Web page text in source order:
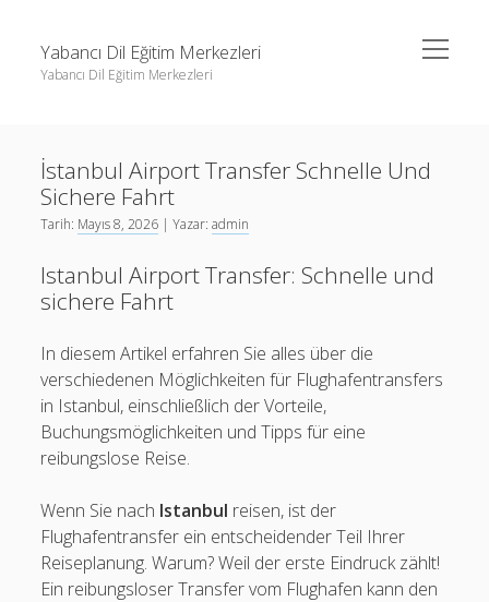
Yabancı Dil Eğitim Merkezleri
Yabancı Dil Eğitim Merkezleri
menüyü
aç
Liste
Sayfa Listesi
Threads Beğeni Çoğaltma Bedava
Instagram Gizli Profil Görme
Sayfa Listesi
Threads Beğeni Çoğaltma Bedava
İstanbul Airport Transfer Schnelle Und
Sichere Fahrt
Tarih: Mayıs 8, 2026 | Yazar:admin
Istanbul Airport Transfer: Schnelle und
sichere Fahrt
In diesem Artikel erfahren Sie alles über die
verschiedenen Möglichkeiten für Flughafentransfers
in Istanbul, einschließlich der Vorteile,
Buchungsmöglichkeiten und Tipps für eine
reibungslose Reise.
Wenn Sie nach Istanbul reisen, ist der
Flughafentransfer ein entscheidender Teil Ihrer
Reiseplanung. Warum? Weil der erste Eindruck zählt!
Ein reibungsloser Transfer vom Flughafen kann den